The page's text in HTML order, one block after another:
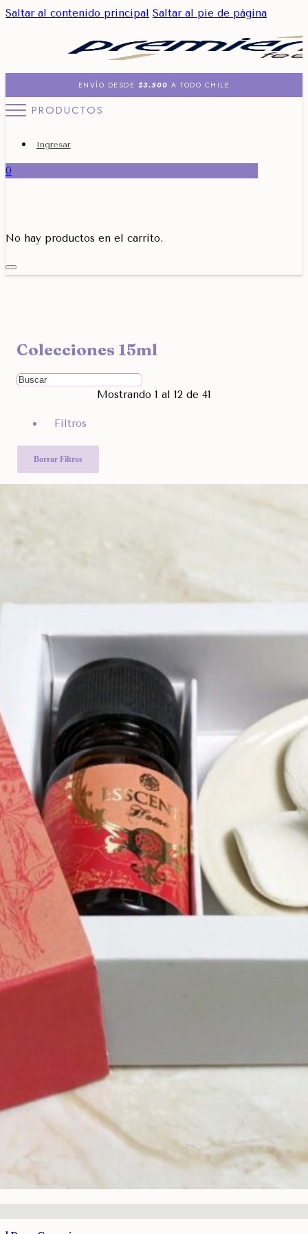
Saltar al contenido principal Saltar al pie de página
ENVÍO DESDE $3.500 A TODO CHILE
PRODUCTOS
Ingresar
0
No hay productos en el carrito.
Filtra por Marcas
Ordenar Por
Otras Categorías
Filtra Por
Colecciones 15ml
Mostrando 1 al 12 de 41
Filtros
Borrar Filtros